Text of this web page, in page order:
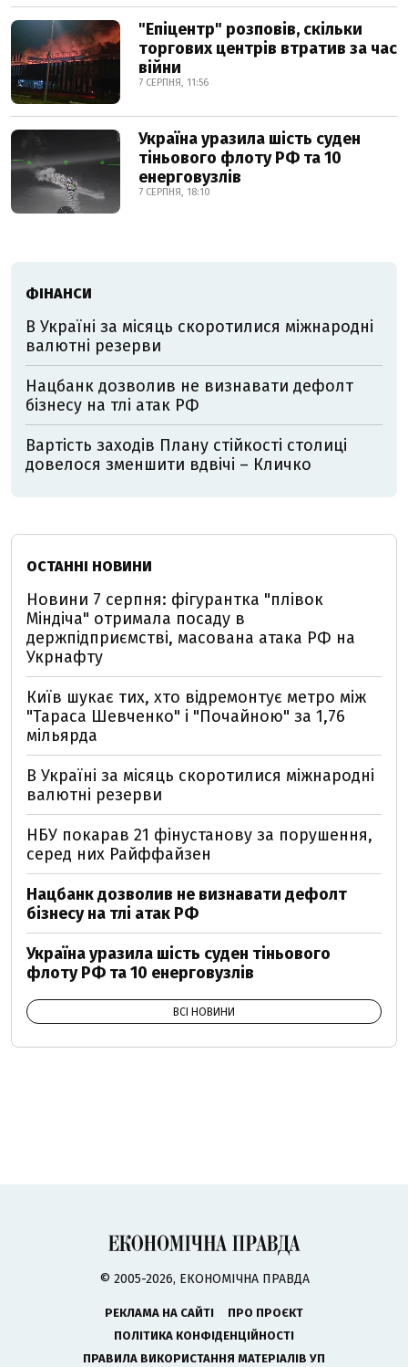
"Епіцентр" розповів, скільки
торгових центрів втратив за час
війни
7 СЕРПНЯ, 11:56
Україна уразила шість суден
тіньового флоту РФ та 10
енерговузлів
7 СЕРПНЯ, 18:10
ФІНАНСИ
В Україні за місяць скоротилися міжнародні
валютні резерви
Нацбанк дозволив не визнавати дефолт
бізнесу на тлі атак РФ
Вартість заходів Плану стійкості столиці
довелося зменшити вдвічі – Кличко
ОСТАННІ НОВИНИ
Новини 7 серпня: фігурантка "плівок
Міндіча" отримала посаду в
держпідприємстві, масована атака РФ на
Укрнафту
Київ шукає тих, хто відремонтує метро між
"Тараса Шевченко" і "Почайною" за 1,76
мільярда
В Україні за місяць скоротилися міжнародні
валютні резерви
НБУ покарав 21 фінустанову за порушення,
серед них Райффайзен
Нацбанк дозволив не визнавати дефолт
бізнесу на тлі атак РФ
Україна уразила шість суден тіньового
флоту РФ та 10 енерговузлів
ВСІ НОВИНИ
© 2005-2026, ЕКОНОМІЧНА ПРАВДА
РЕКЛАМА НА САЙТІ
ПРО ПРОЄКТ
ПОЛІТИКА КОНФІДЕНЦІЙНОСТІ
ПРАВИЛА ВИКОРИСТАННЯ МАТЕРІАЛІВ УП